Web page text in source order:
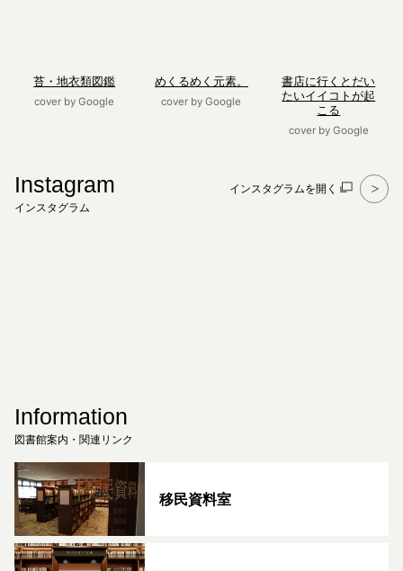
苔・地衣類図鑑
cover by Google
めくるめく元素。
cover by Google
書店に行くとだい
たいイイコトが起
こる
cover by Google
Instagram
インスタグラム
インスタグラムを開く
Information
図書館案内・関連リンク
移民資料室